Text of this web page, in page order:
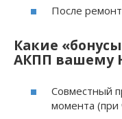
После
Какие
АКПП вашему
Совместный
момента (при